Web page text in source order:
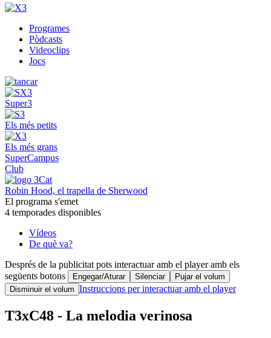
Programes
Pòdcasts
Videoclips
Jocs
Super3
Els més petits
Els més grans
SuperCampus
Club
Robin Hood, el trapella de Sherwood
El programa s'emet
4 temporades disponibles
Vídeos
De què va?
Després de la publicitat pots interactuar amb el player amb els
següents botons
Engegar/Aturar Silenciar
Pujar el volum
Disminuir el volum Instruccions per interactuar amb el player
T3xC48 - La melodia verinosa